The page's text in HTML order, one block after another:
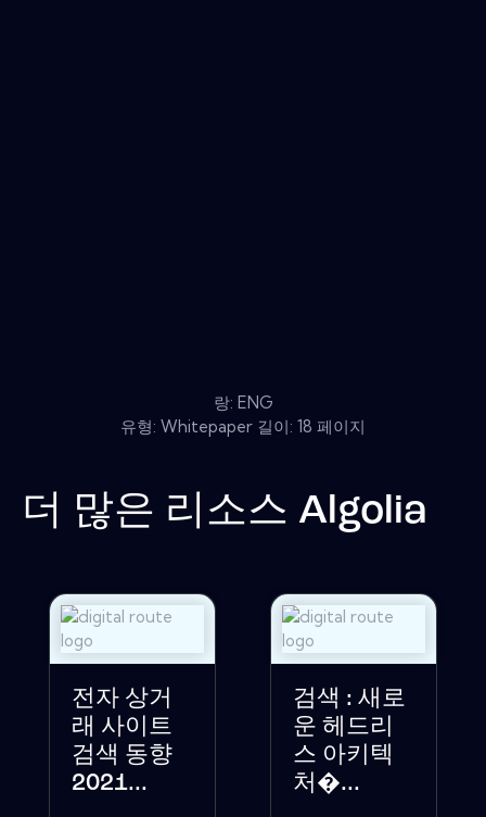
랑: ENG
유형: Whitepaper 길이: 18 페이지
더 많은 리소스 Algolia
전자 상거
래 사이트
검색 동향
2021...
검색 : 새로
운 헤드리
스 아키텍
처�...